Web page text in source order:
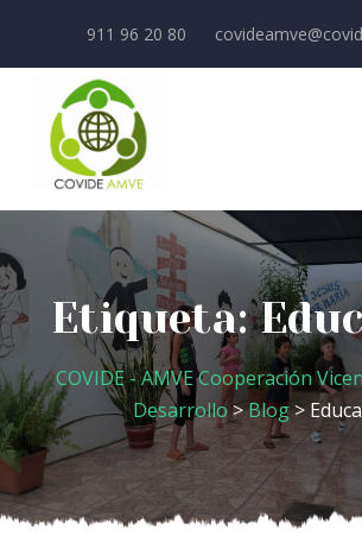
911 96 20 80
Etiqueta:
COVIDE - AMVE Cooperación
Desarrollo>Blog>